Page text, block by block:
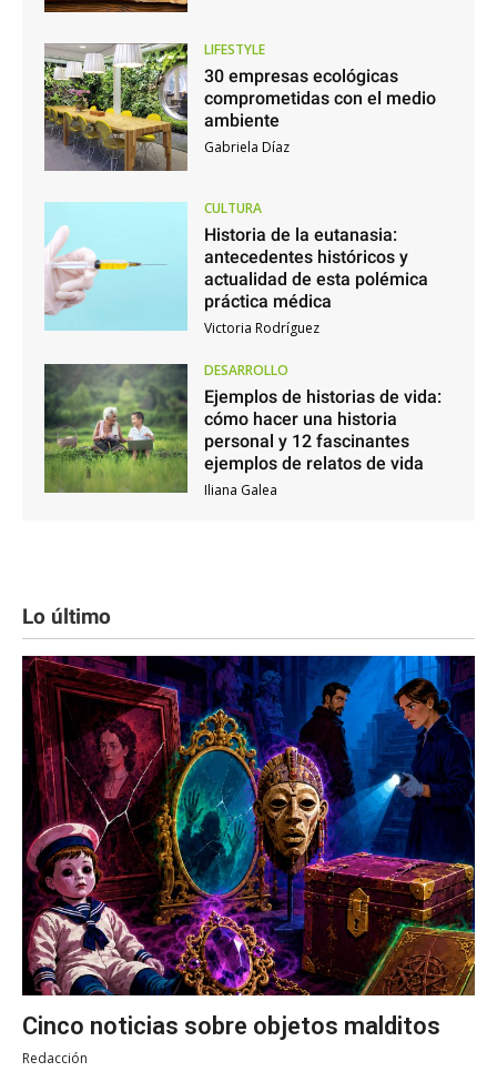
LIFESTYLE
30 empresas ecológicas
comprometidas con el medio
ambiente
Gabriela Díaz
CULTURA
Historia de la eutanasia:
antecedentes históricos y
actualidad de esta polémica
práctica médica
Victoria Rodríguez
DESARROLLO
Ejemplos de historias de vida:
cómo hacer una historia
personal y 12 fascinantes
ejemplos de relatos de vida
Iliana Galea
Lo último
Cinco noticias sobre objetos malditos
Redacción